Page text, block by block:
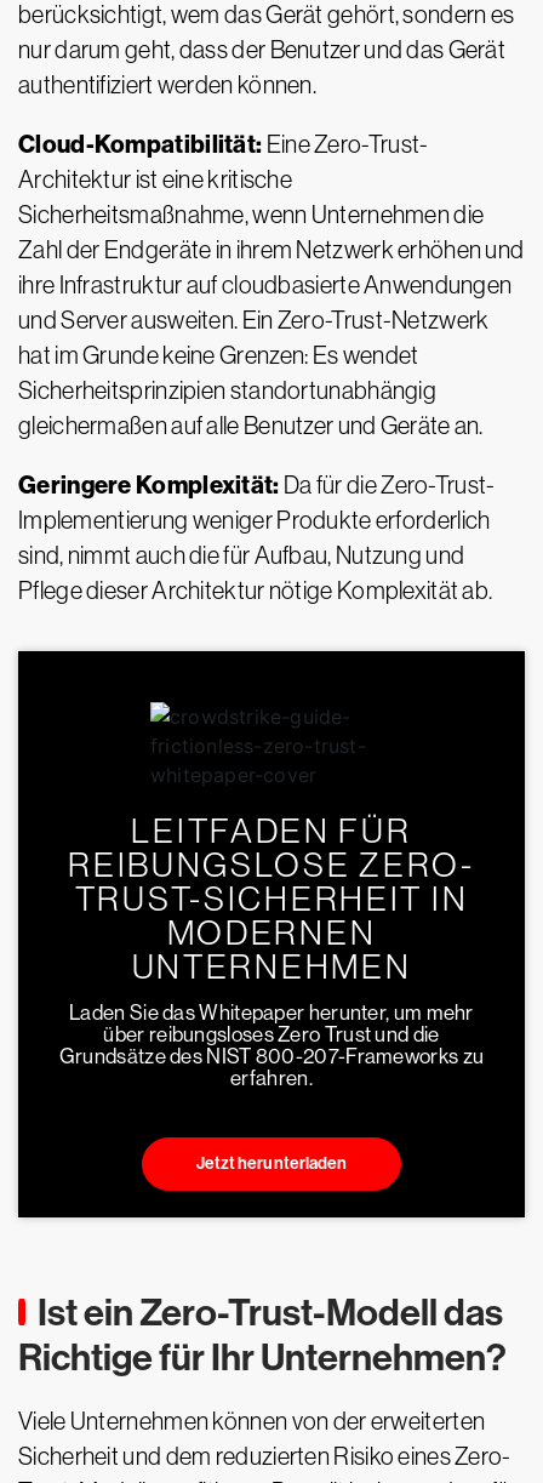
berücksichtigt, wem das Gerät gehört, sondern es
nur darum geht, dass der Benutzer und das Gerät
authentifiziert werden können.
Cloud-Kompatibilität: Eine Zero-Trust-
Architektur ist eine kritische
Sicherheitsmaßnahme, wenn Unternehmen die
Zahl der Endgeräte in ihrem Netzwerk erhöhen und
ihre Infrastruktur auf cloudbasierte Anwendungen
und Server ausweiten. Ein Zero-Trust-Netzwerk
hat im Grunde keine Grenzen: Es wendet
Sicherheitsprinzipien standortunabhängig
gleichermaßen auf alle Benutzer und Geräte an.
Geringere Komplexität: Da für die Zero-Trust-
Implementierung weniger Produkte erforderlich
sind, nimmt auch die für Aufbau, Nutzung und
Pflege dieser Architektur nötige Komplexität ab.
LEITFADEN FÜR
REIBUNGSLOSE ZERO-
TRUST-SICHERHEIT IN
MODERNEN
UNTERNEHMEN
Laden Sie das Whitepaper herunter, um mehr
über reibungsloses Zero Trust und die
Grundsätze des NIST 800-207-Frameworks zu
erfahren.
Jetzt herunterladen
Ist ein Zero-Trust-Modell das
Richtige für Ihr Unternehmen?
Viele Unternehmen können von der erweiterten
Sicherheit und dem reduzierten Risiko eines Zero-